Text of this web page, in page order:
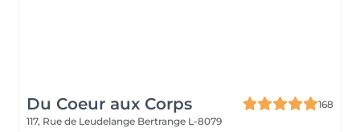
Du Coeur aux Corps
168
117, Rue de Leudelange Bertrange L-8079